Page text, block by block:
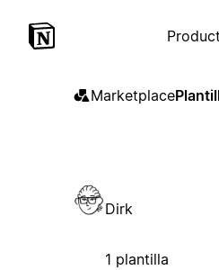
Marketplace
Dirk
1 plantilla